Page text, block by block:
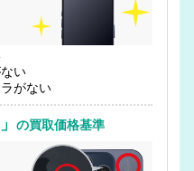
い
がない
の買取価格基準